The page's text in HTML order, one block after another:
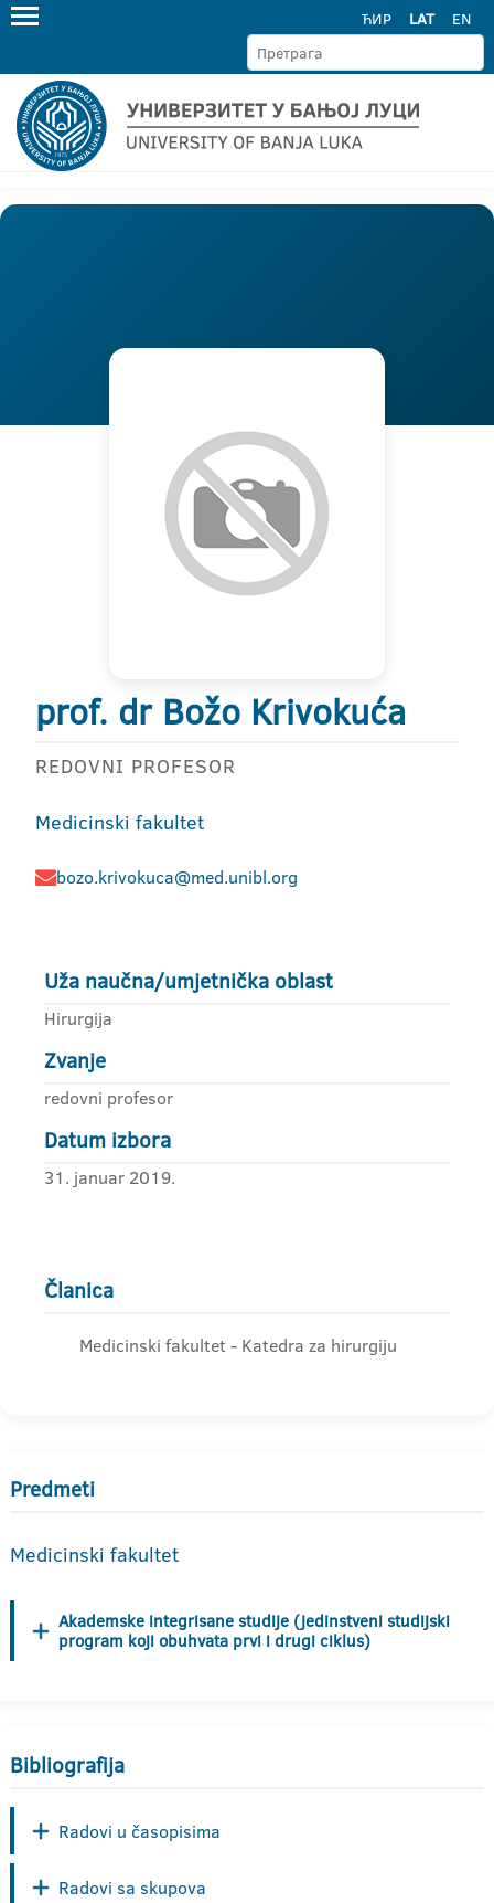
ЋИР LAT EN
prof. dr Božo Krivokuća
REDOVNI PROFESOR
Medicinski fakultet
bozo.krivokuca@med.unibl.org
Uža naučna/umjetnička oblast
Hirurgija
Zvanje
redovni profesor
Datum izbora
31. januar 2019.
Članica
Medicinski fakultet - Katedra za hirurgiju
Predmeti
Medicinski fakultet
Akademske integrisane studije (jedinstveni studijski
program koji obuhvata prvi i drugi ciklus)
Bibliografija
Radovi u časopisima
Radovi sa skupova